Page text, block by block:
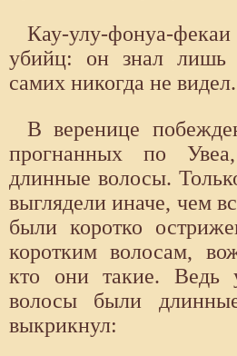
Кау-улу-фонуа-
убийц: он знал
самих никогда не видел.
В веренице
прогнанных по
длинные волосы.
выглядели иначе, чем
были коротко
коротким волосам,
кто они такие. Ведь
волосы были
выкрикнул: